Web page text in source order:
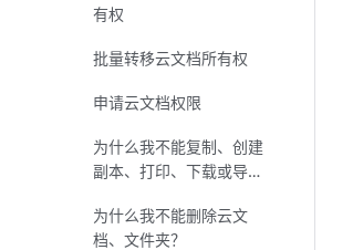
有权
批量转移云文档所有权
申请云文档权限
为什么我不能复制、创建
副本、打印、下载或导出
为什么我不能删除云文
档、文件夹？